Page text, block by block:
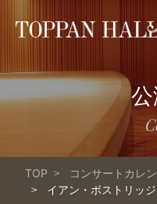
TOP
コンサートカレ
イアン・ボストリッジ